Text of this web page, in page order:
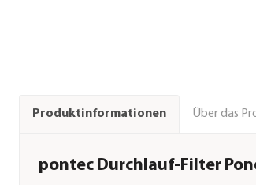
Produktinformationen Über das
pontec Durchlauf-Filter